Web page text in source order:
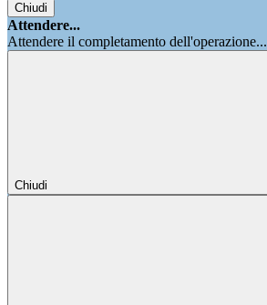
Chiudi
Attendere...
Attendere il completamento dell'operazione...
Chiudi